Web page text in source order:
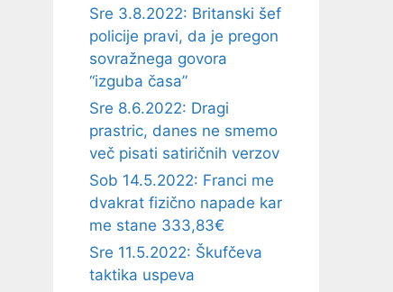
Sre 3.8.2022: Britanski šef
policije pravi, da je pregon
sovražnega govora
“izguba časa”
Sre 8.6.2022: Dragi
prastric, danes ne smemo
več pisati satiričnih verzov
Sob 14.5.2022: Franci me
dvakrat fizično napade kar
me stane 333,83€
Sre 11.5.2022: Škufčeva
taktika uspeva